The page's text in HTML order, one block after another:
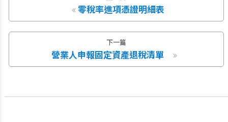
零稅率進項憑證明細表
下一篇
營業人申報固定資產退稅清單